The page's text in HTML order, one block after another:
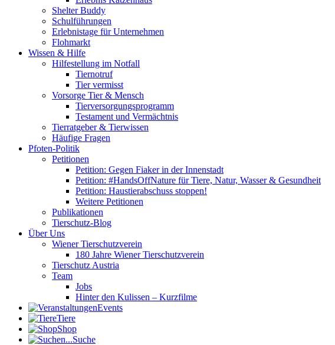
Shelter Buddy
Schulführungen
Erlebnistage für Unternehmen
Flohmarkt
Wissen & Hilfe
Hilfestellung im Notfall
Tiernotruf
Tier vermisst
Vorsorge Tier & Mensch
Tierversorgungsprogramm
Testament und Vermächtnis
Tierratgeber & Tierwissen
Häufige Fragen
Pfoten-Politik
Petitionen
Petition: Gegen Fiaker in der Innenstadt
Petition: #HandsOffNature für Tiere, Natur, Wasser & Gesundheit
Petition: Haustierabschuss stoppen!
Weitere Petitionen
Publikationen
Tierschutz-Blog
Über Uns
Wiener Tierschutzverein
180 Jahre Wiener Tierschutzverein
Tierschutz Austria
Team
Jobs
Hinter den Kulissen – Kurzfilme
Events
Tiere
Shop
Suche